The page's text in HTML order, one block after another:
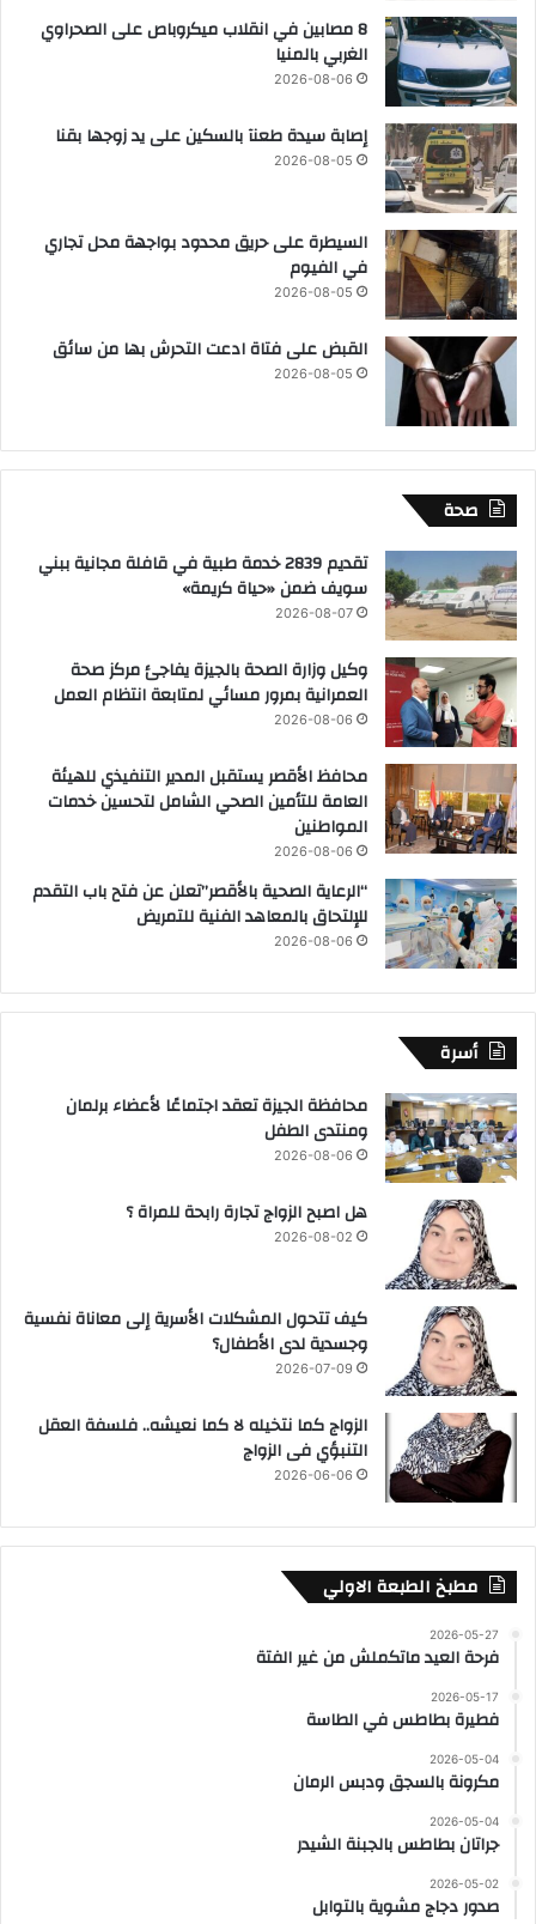
8 مصابين في انقلاب ميكروباص على الصحراوي
الغربي بالمنيا
2026-08-06
إصابة سيدة طعنآ بالسكين على يد زوجها بقنا
2026-08-05
السيطرة على حريق محدود بواجهة محل تجاري
في الفيوم
2026-08-05
القبض على فتاة ادعت التحرش بها من سائق
2026-08-05
صحة
تقديم 2839 خدمة طبية في قافلة مجانية ببني
سويف ضمن «حياة كريمة»
2026-08-07
وكيل وزارة الصحة بالجيزة يفاجئ مركز صحة
العمرانية بمرور مسائي لمتابعة انتظام العمل
2026-08-06
محافظ الأقصر يستقبل المدير التنفيذي للهيئة
العامة للتأمين الصحي الشامل لتحسين خدمات
المواطنين
2026-08-06
“الرعاية الصحية بالأقصر”تعلن عن فتح باب التقدم
للإلتحاق بالمعاهد الفنية للتمريض
2026-08-06
أسرة
محافظة الجيزة تعقد اجتماعًا لأعضاء برلمان
ومنتدى الطفل
2026-08-06
هل اصبح الزواج تجارة رابحة للمراة ؟
2026-08-02
كيف تتحول المشكلات الأسرية إلى معاناة نفسية
وجسدية لدى الأطفال؟
2026-07-09
الزواج كما نتخيله لا كما نعيشه.. فلسفة العقل
التنبؤي فى الزواج
2026-06-06
مطبخ الطبعة الاولي
2026-05-27
فرحة العيد ماتكملش من غير الفتة
2026-05-17
فطيرة بطاطس في الطاسة
2026-05-04
مكرونة بالسجق ودبس الرمان
2026-05-04
جراتان بطاطس بالجبنة الشيدر
2026-05-02
صدور دجاج مشوية بالتوابل